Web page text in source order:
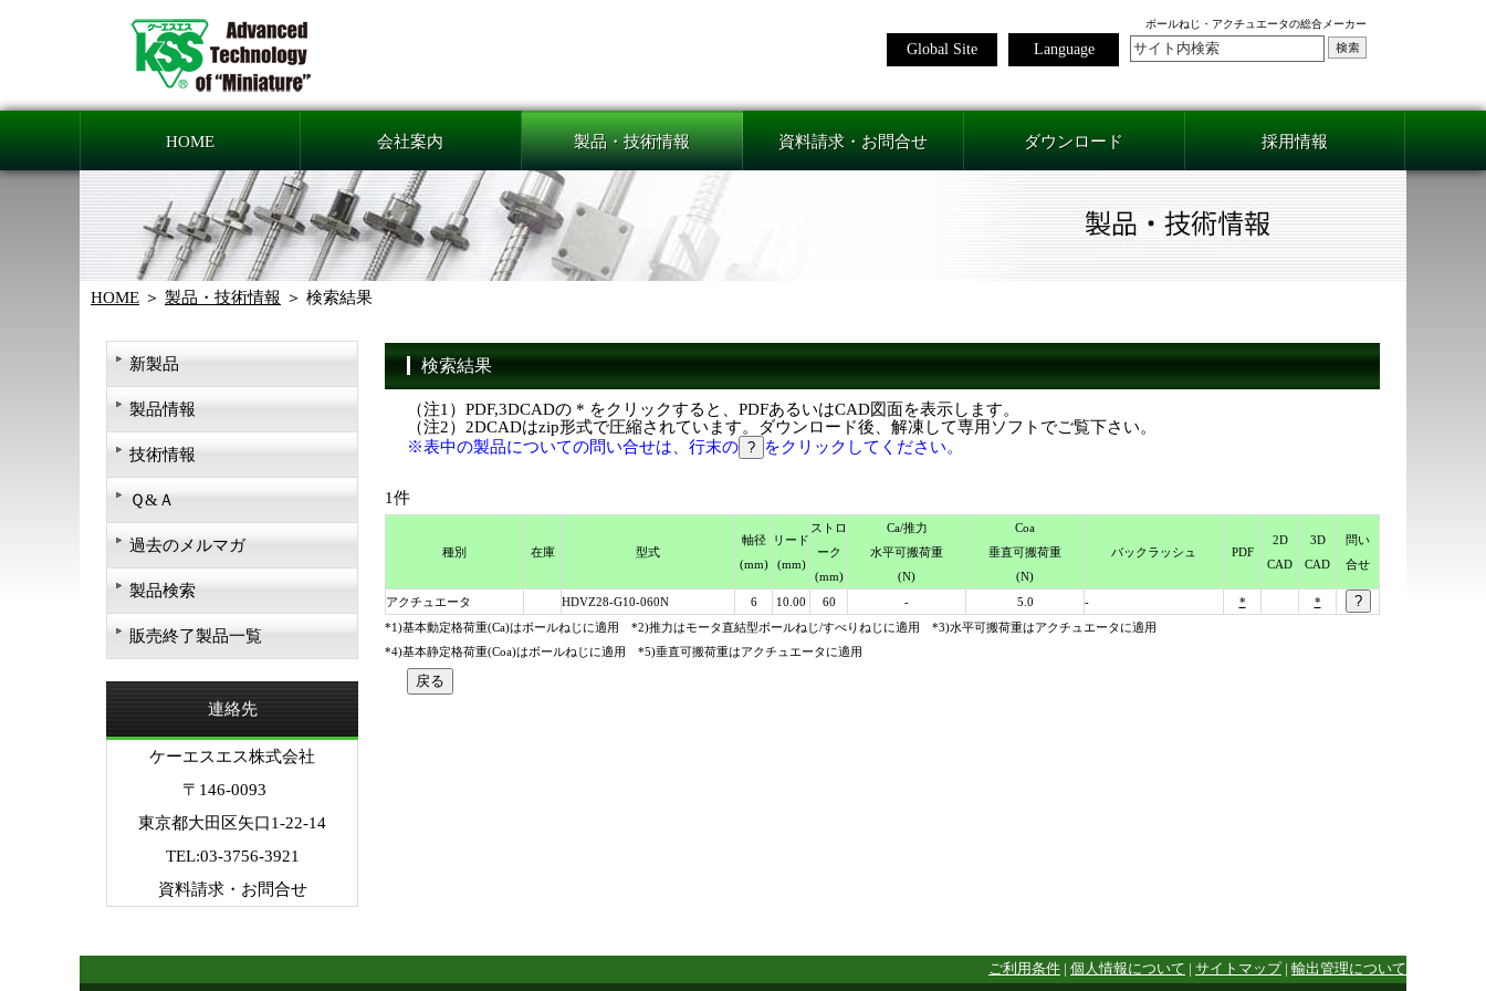
ボールねじ・アクチュエータの総合メーカー
Language
Global Site
HOME 会社案内 製品・技術情報 資料請求・お問合せ ダウンロード 採用情報
HOME 製品・技術情報 検索結果
検索結果
（注1）PDF,3DCADの * をクリックすると、PDFあるいはCAD図面を表示します。
（注2）2DCADはzip形式で圧縮されています。ダウンロード後、解凍して専用ソフトでご覧下さい。
※表中の製品についての問い合せは、行末の
をクリックしてください。
1件
*1)基本動定格荷重(Ca)はボールねじに適用 *2)推力はモータ直結型ボールねじ/すべりねじに適用 *3)水平可搬荷重はアクチュエータに適用
*4)基本静定格荷重(Coa)はボールねじに適用 *5)垂直可搬荷重はアクチュエータに適用
種別 在庫 型式
軸径
(mm)
リード
(mm)
スト ロ
ーク
(mm)
Ca/推力
水平可搬荷重
(N)
Coa
垂直可搬荷重
(N)
バック ラッシュ PDF
2D
CAD
3D
CAD
問い
合せ
アクチュエータ HDVZ28-G10-060N 6 10.00 60 - 5.0 - * *
新製品
製品情報
技術情報
Ｑ&Ａ
過去のメルマガ
製品検索
販売終了製品一覧
連絡先
ケーエスエス株式会社
〒146-0093
東京都大田区矢口1-22-14
TEL:03-3756-3921
資料請求・お問合せ
ご利用条件 個人情報について サイトマップ 輸出管理について